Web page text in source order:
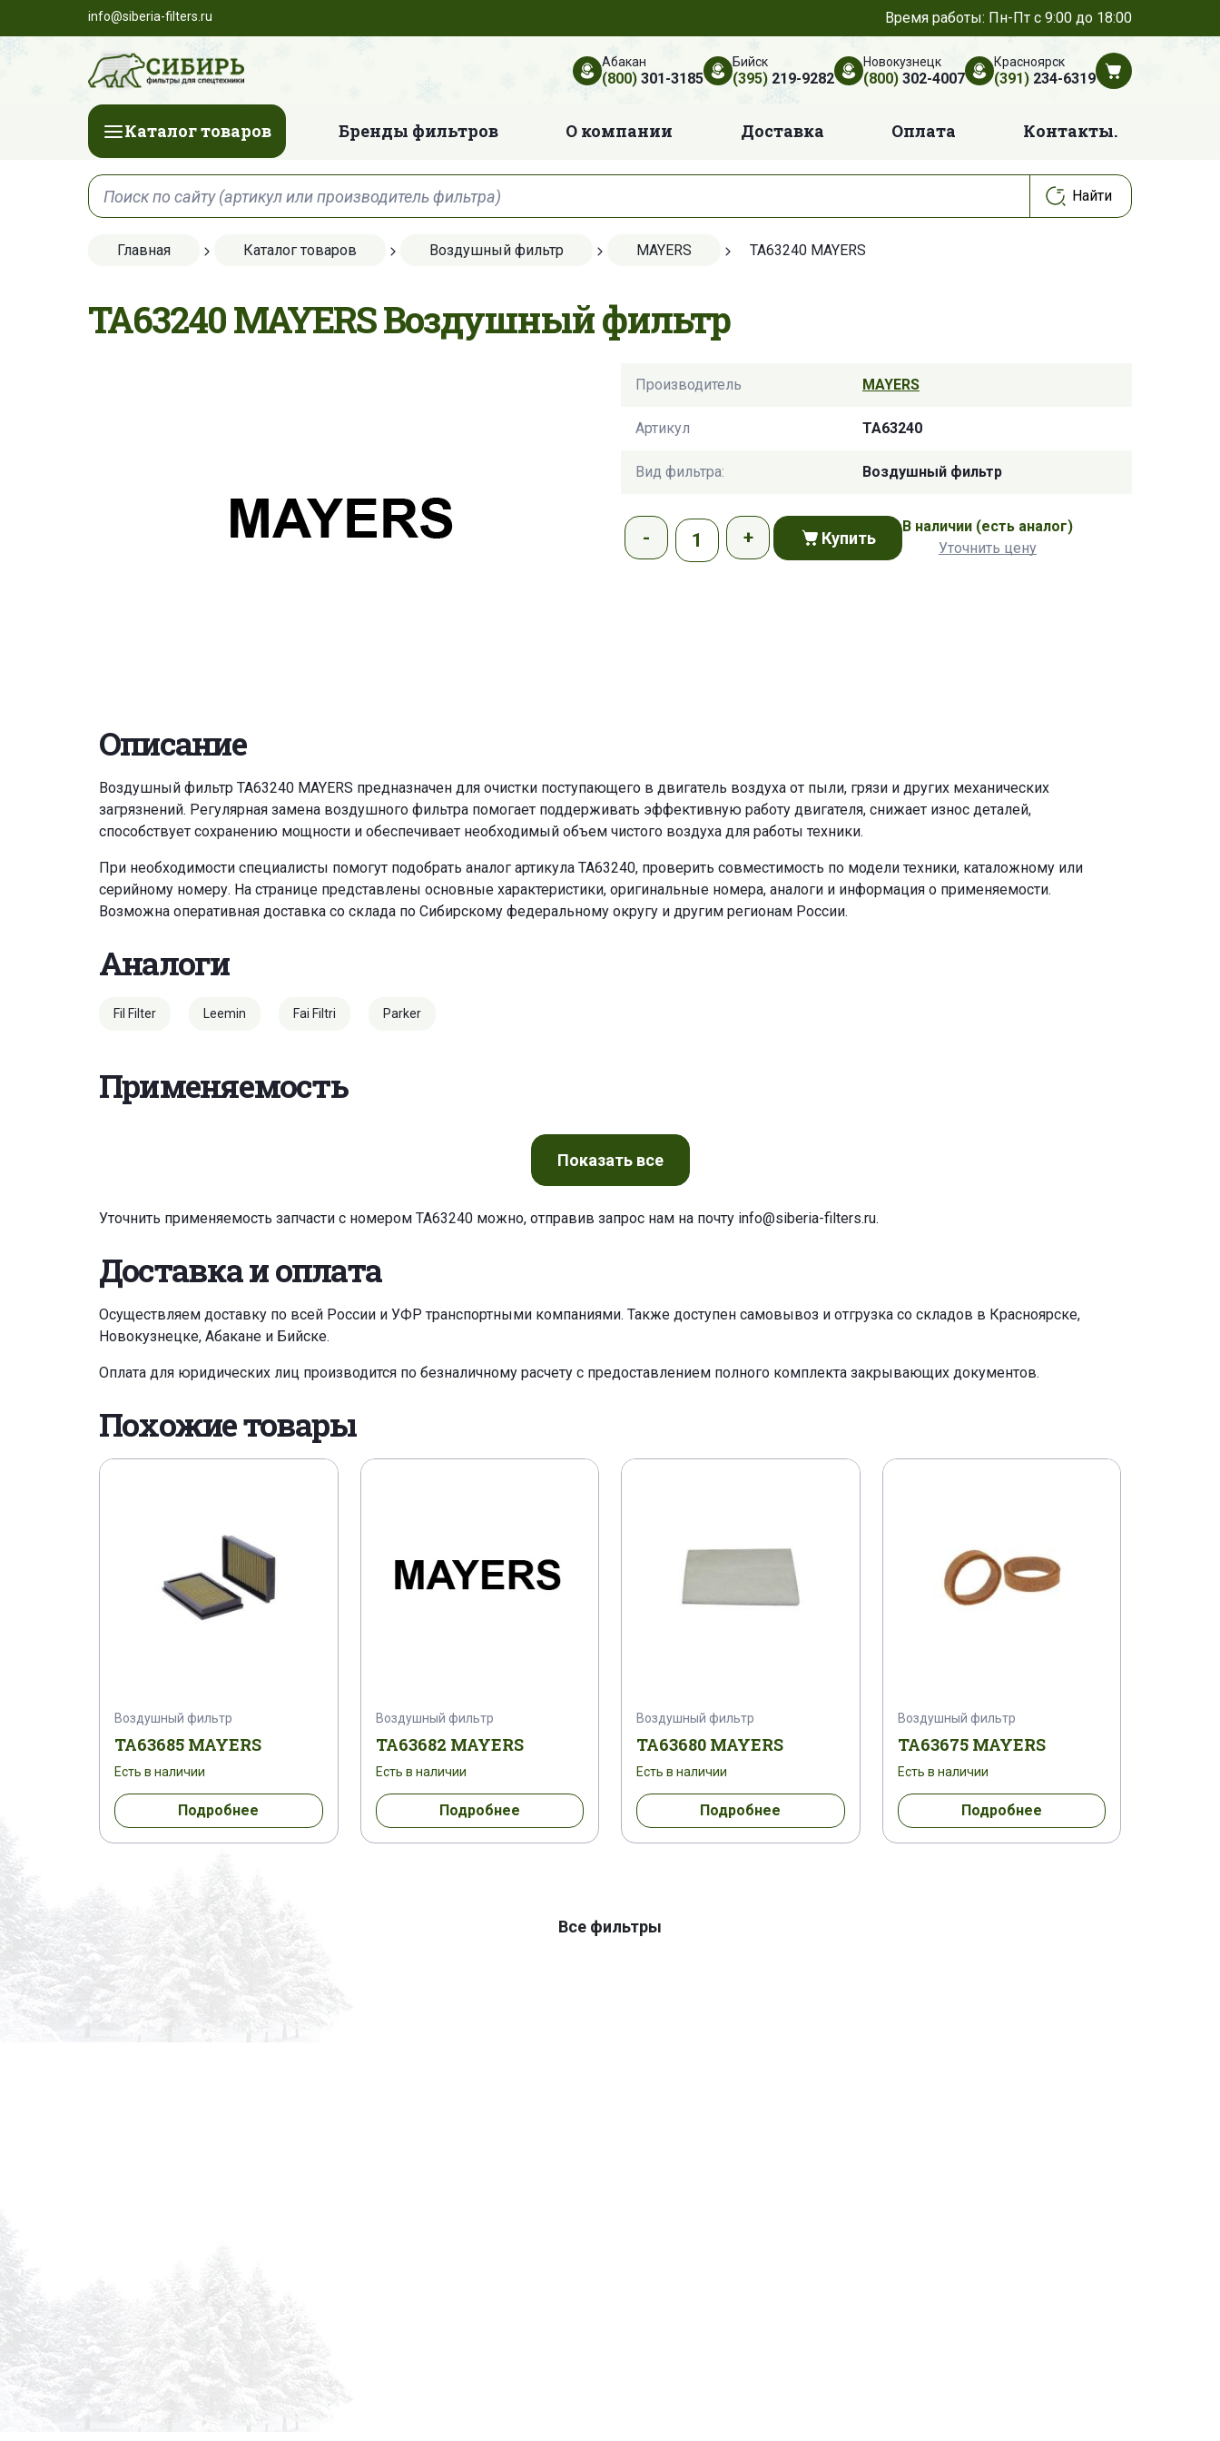
info@siberia-filters.ru Время работы: Пн-Пт с 9:00 до 18:00
Абакан
(800)301-3185
Бийск
(395)219-9282
Новокузнецк
(800)302-4007
Красноярск
(391)234-6319
Каталог товаров Бренды фильтров О компании Доставка Оплата Контакты.
Главная Каталог товаров Воздушный фильтр MAYERS TA63240 MAYERS
TA63240 MAYERS Воздушный фильтр
Производитель MAYERS
Артикул TA63240
Вид фильтра: Воздушный фильтр
Купить
В наличии (есть аналог)
Уточнить цену
Описание
Воздушный фильтр TA63240 MAYERS предназначен для очистки поступающего в двигатель воздуха от пыли, грязи и других механических
загрязнений. Регулярная замена воздушного фильтра помогает поддерживать эффективную работу двигателя, снижает износ деталей,
способствует сохранению мощности и обеспечивает необходимый объем чистого воздуха для работы техники.
При необходимости специалисты помогут подобрать аналог артикула TA63240, проверить совместимость по модели техники, каталожному или
серийному номеру. На странице представлены основные характеристики, оригинальные номера, аналоги и информация о применяемости.
Возможна оперативная доставка со склада по Сибирскому федеральному округу и другим регионам России.
Аналоги
Fil Filter Leemin Fai Filtri Parker
Применяемость
Показатьвсе
Уточнить применяемость запчасти с номером TA63240 можно, отправив запрос нам на почту info@siberia-filters.ru.
Доставка и оплата
Осуществляем доставку по всей России и УФР транспортными компаниями. Также доступен самовывоз и отгрузка со складов в Красноярске,
Новокузнецке, Абакане и Бийске.
Оплата для юридических лиц производится по безналичному расчету с предоставлением полного комплекта закрывающих документов.
Похожие товары
Воздушный фильтр
TA63685 MAYERS
Есть в наличии
Подробнее
Воздушный фильтр
TA63682 MAYERS
Есть в наличии
Подробнее
Воздушный фильтр
TA63680 MAYERS
Есть в наличии
Подробнее
Воздушный фильтр
TA63675 MAYERS
Есть в наличии
Подробнее
Все фильтры